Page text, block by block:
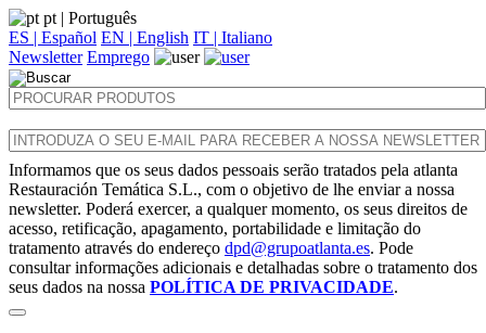
pt | Português
ES | Español EN | English IT | Italiano
Newsletter Emprego
Informamos que os seus dados pessoais serão tratados pela atlanta
Restauración Temática S.L., com o objetivo de lhe enviar a nossa
newsletter. Poderá exercer, a qualquer momento, os seus direitos de
acesso, retificação, apagamento, portabilidade e limitação do
tratamento através do endereço dpd@grupoatlanta.es. Pode
consultar informações adicionais e detalhadas sobre o tratamento dos
seus dados na nossa POLÍTICA DE PRIVACIDADE.